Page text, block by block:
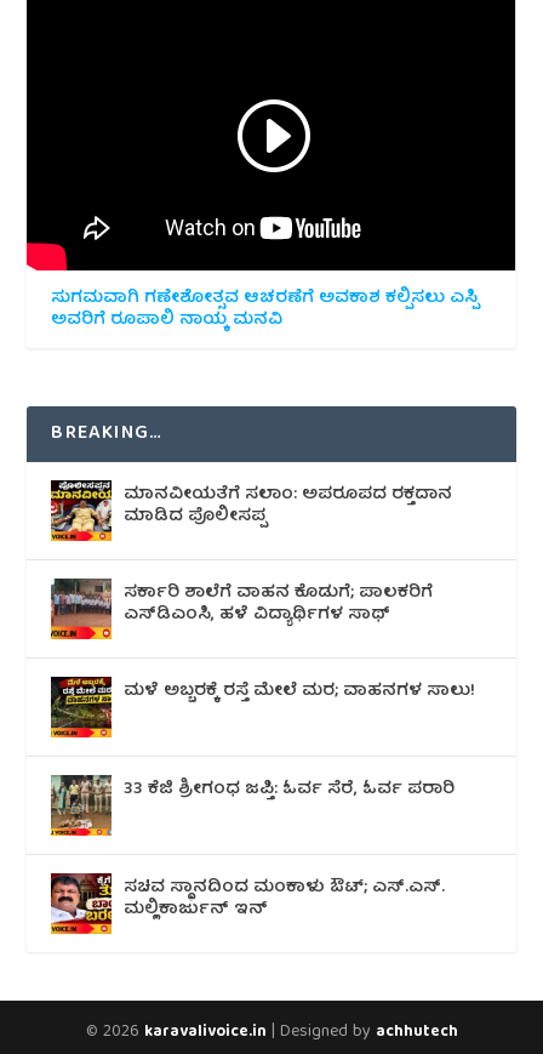
ಸುಗಮವಾಗಿ ಗಣೇಶೋತ್ಸವ ಆಚರಣೆಗೆ ಅವಕಾಶ ಕಲ್ಪಿಸಲು ಎಸ್ಪಿ
ಅವರಿಗೆ ರೂಪಾಲಿ ನಾಯ್ಕ ಮನವಿ
BREAKING…
ಮಾನವೀಯತೆಗೆ ಸಲಾಂ: ಅಪರೂಪದ ರಕ್ತದಾನ
ಮಾಡಿದ ಪೊಲೀಸಪ್ಪ
ಸರ್ಕಾರಿ ಶಾಲೆಗೆ ವಾಹನ ಕೊಡುಗೆ; ಪಾಲಕರಿಗೆ
ಎಸ್‌ಡಿಎಂಸಿ, ಹಳೆ ವಿದ್ಯಾರ್ಥಿಗಳ ಸಾಥ್
ಮಳೆ ಅಬ್ಬರಕ್ಕೆ ರಸ್ತೆ ಮೇಲೆ ಮರ; ವಾಹನಗಳ ಸಾಲು!
33 ಕೆಜಿ ಶ್ರೀಗಂಧ ಜಪ್ತಿ: ಓರ್ವ ಸೆರೆ, ಓರ್ವ ಪರಾರಿ
ಸಚಿವ ಸ್ಥಾನದಿಂದ ಮಂಕಾಳು ಔಟ್; ಎಸ್.ಎಸ್.
ಮಲ್ಲಿಕಾರ್ಜುನ್ ಇನ್
© 2026 karavalivoice.in | Designed by achhutech